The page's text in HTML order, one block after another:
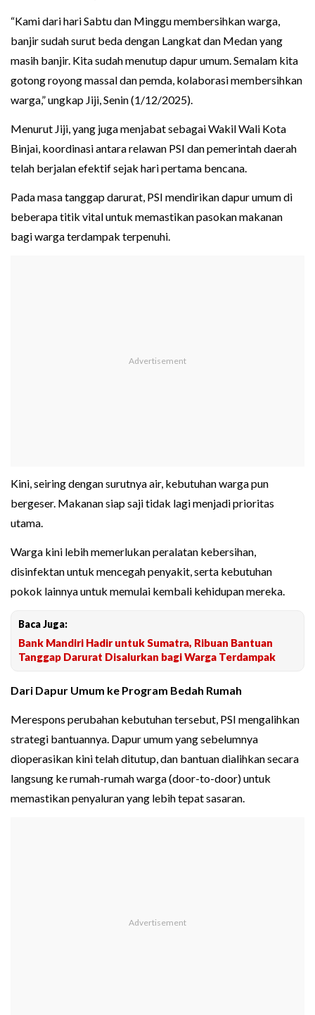
“Kami dari hari Sabtu dan Minggu membersihkan warga,
banjir sudah surut beda dengan Langkat dan Medan yang
masih banjir. Kita sudah menutup dapur umum. Semalam kita
gotong royong massal dan pemda, kolaborasi membersihkan
warga,” ungkap Jiji, Senin (1/12/2025).
Menurut Jiji, yang juga menjabat sebagai Wakil Wali Kota
Binjai, koordinasi antara relawan PSI dan pemerintah daerah
telah berjalan efektif sejak hari pertama bencana.
Pada masa tanggap darurat, PSI mendirikan dapur umum di
beberapa titik vital untuk memastikan pasokan makanan
bagi warga terdampak terpenuhi.
Kini, seiring dengan surutnya air, kebutuhan warga pun
bergeser. Makanan siap saji tidak lagi menjadi prioritas
utama.
Warga kini lebih memerlukan peralatan kebersihan,
disinfektan untuk mencegah penyakit, serta kebutuhan
pokok lainnya untuk memulai kembali kehidupan mereka.
Baca Juga:
Bank Mandiri Hadir untuk Sumatra, Ribuan Bantuan
Tanggap Darurat Disalurkan bagi Warga Terdampak
Dari Dapur Umum ke Program Bedah Rumah
Merespons perubahan kebutuhan tersebut, PSI mengalihkan
strategi bantuannya. Dapur umum yang sebelumnya
dioperasikan kini telah ditutup, dan bantuan dialihkan secara
langsung ke rumah-rumah warga (door-to-door) untuk
memastikan penyaluran yang lebih tepat sasaran.